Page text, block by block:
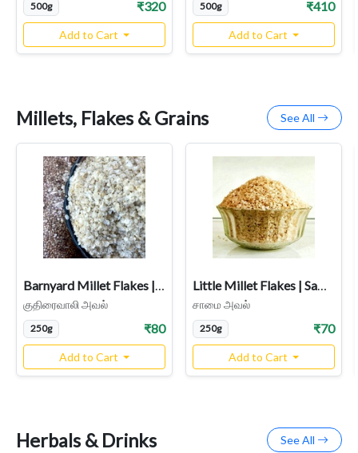
500g ₹320
Add to Cart
500g ₹410
Add to Cart
Millets, Flakes & Grains See All
Barnyard Millet Flakes | Kuthiraivali Aval
குதிரைவாலி அவல்
250g ₹80
Add to Cart
Little Millet Flakes | Samai Aval
சாமை அவல்
250g ₹70
Add to Cart
Herbals & Drinks See All